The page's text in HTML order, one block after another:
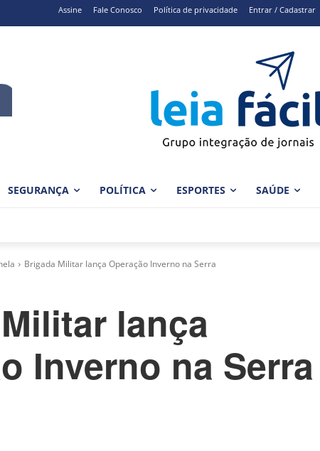
Assine Fale Conosco Política de privacidade Entrar / Cadastrar
SEGURANÇA POLÍTICA ESPORTES SAÚDE
Brigada Militar lança Operação Inverno na Serra
lança
Inverno na Serra